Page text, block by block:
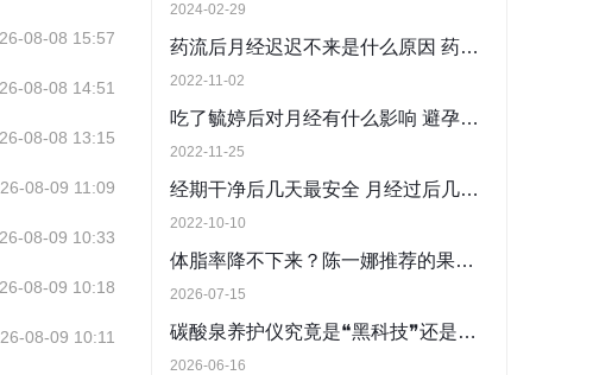
08-08 15:57
08-08 14:51
08-08 13:15
08-09 11:09
08-09 10:33
08-09 10:18
08-09 10:11
2024-02-29
药流后月经迟迟不来是什么原因 药物流产后多久来月经
2022-11-02
吃了毓婷后对月经有什么影响 避孕药停药几天来月经
2022-11-25
经期干净后几天最安全 月经过后几天是安全期
2022-10-10
体脂率降不下来？陈一娜推荐的果汁，用“三段式”逻辑重塑代谢
2026-07-15
碳酸泉养护仪究竟是❝黑科技❞还是智商税？医学界给出了答案
2026-06-16